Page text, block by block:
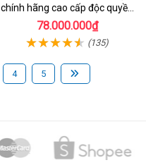
chính hãng cao cấp độc quyền
giá tốt
78.000.000₫
(135)
4 5